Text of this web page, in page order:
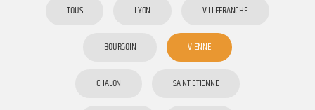
TOUS LYON VILLEFRANCHE
BOURGOIN VIENNE
CHALON SAINT-ETIENNE